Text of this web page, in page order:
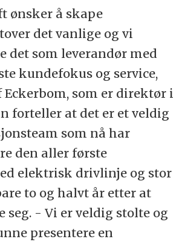
ønsker å skape
det vanlige og vi
det som leverandør med
kundefokus og service,
Eckerbom, som er direktør i
forteller at det er et veldig
som nå har
den aller første
elektrisk drivlinje og stor
to og halvt år etter at
seg. - Vi er veldig stolte og
presentere en